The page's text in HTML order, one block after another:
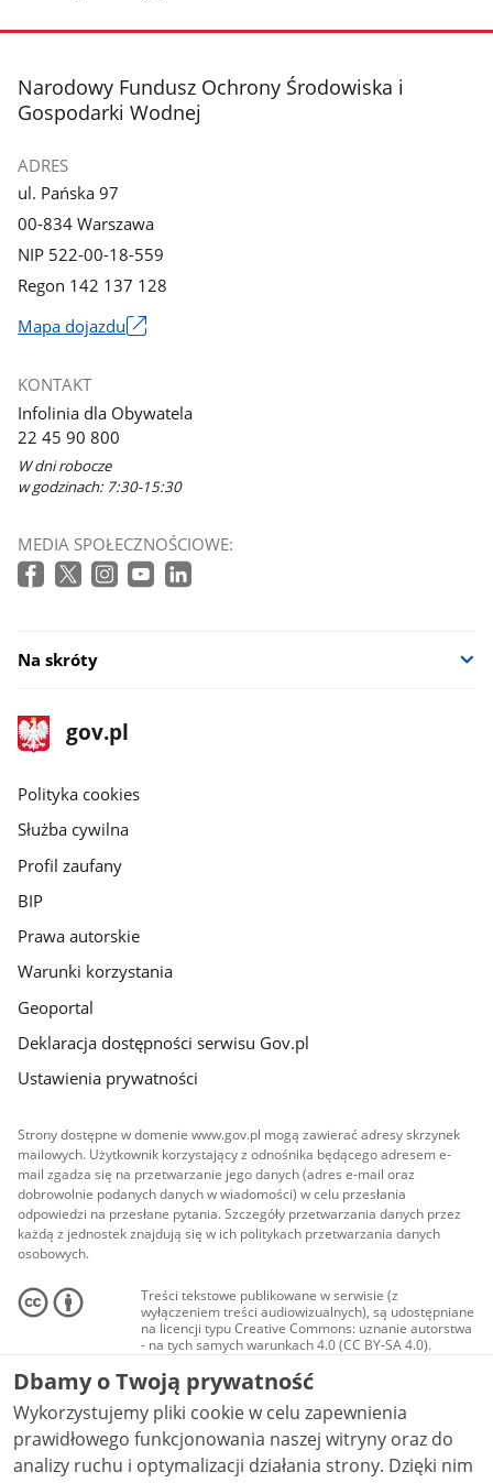
stopka
Narodowy Fundusz Ochrony Środowiska i
Gospodarki Wodnej
ADRES
ul. Pańska 97
00-834 Warszawa
NIP 522-00-18-559
Regon 142 137 128
Mapa dojazdu
się
w
nowym
oknie
KONTAKT
Infolinia dla Obywatela
22 45 90 800
W dni robocze
w godzinach: 7:30-15:30
MEDIA SPOŁECZNOŚCIOWE:
Na skróty
stopka
gov.pl
Strona
gov.pl
gov.pl
Polityka cookies
Służba cywilna
Profil zaufany
BIP
Prawa autorskie
Warunki korzystania
Geoportal
Deklaracja dostępności serwisu Gov.pl
Ustawienia prywatności
Strony dostępne w domenie www.gov.pl mogą zawierać adresy skrzynek
mailowych. Użytkownik korzystający z odnośnika będącego adresem e-
mail zgadza się na przetwarzanie jego danych (adres e-mail oraz
dobrowolnie podanych danych w wiadomości) w celu przesłania
odpowiedzi na przesłane pytania. Szczegóły przetwarzania danych przez
każdą z jednostek znajdują się w ich politykach przetwarzania danych
osobowych.
Treści tekstowe publikowane w serwisie (z
wyłączeniem treści audiowizualnych), są udostępniane
na licencji typu Creative Commons: uznanie autorstwa
- na tych samych warunkach 4.0 (CC BY-SA 4.0).
Materiały audiowizualne, w tym zdjęcia, materiały
audio i wideo, są udostępniane na licencji typu
Creative Commons: uznanie autorstwa użycie
niekomercyjne - bez utworów zależnych 4.0 (CC BY-
NC-ND 4.0), o ile nie jest to stwierdzone inaczej.
Dbamy o Twoją prywatność
Wykorzystujemy pliki cookie w celu zapewnienia
prawidłowego funkcjonowania naszej witryny oraz do
analizy ruchu i optymalizacji działania strony. Dzięki nim